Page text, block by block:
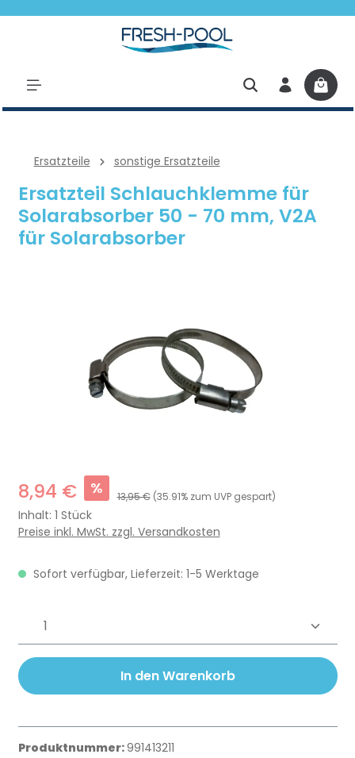
Ersatzteile sonstige Ersatzteile
Ersatzteil Schlauchklemme für
Solarabsorber 50 - 70 mm, V2A
für Solarabsorber
8,94 € % 13,95 € (35.91% zum UVP gespart)
Inhalt: 1 Stück
Preise inkl. MwSt. zzgl. Versandkosten
Sofort verfügbar, Lieferzeit: 1-5 Werktage
Produkt Anzahl: Gib den
In den Warenkorb
Produktnummer:991413211